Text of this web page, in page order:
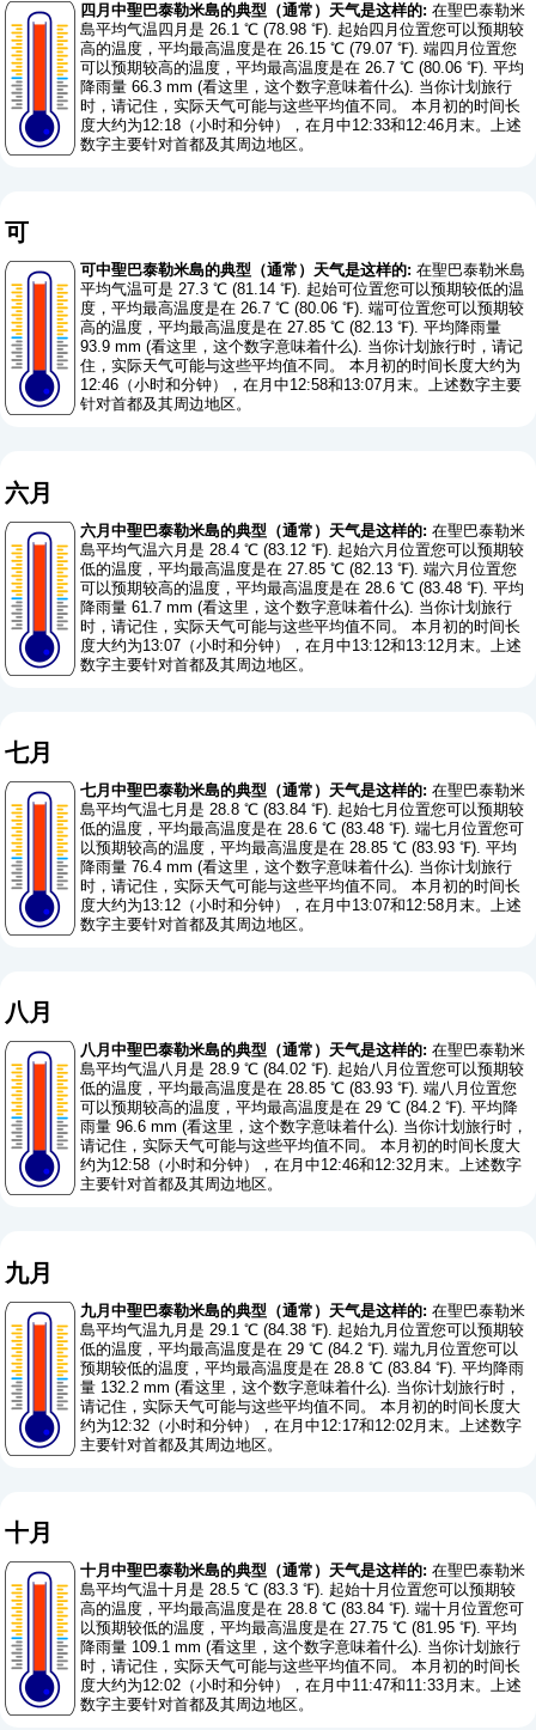
四月中聖巴泰勒米島的典型（通常）天气是这样的: 在聖巴泰勒米
島平均气温四月是 26.1 ℃ (78.98 ℉). 起始四月位置您可以预期较
高的温度，平均最高温度是在 26.15 ℃ (79.07 ℉). 端四月位置您
可以预期较高的温度，平均最高温度是在 26.7 ℃ (80.06 ℉). 平均
降雨量 66.3 mm (看这里，这个数字意味着什么). 当你计划旅行
时，请记住，实际天气可能与这些平均值不同。 本月初的时间长
度大约为12:18（小时和分钟），在月中12:33和12:46月末。上述
数字主要针对首都及其周边地区。
可
可中聖巴泰勒米島的典型（通常）天气是这样的: 在聖巴泰勒米島
平均气温可是 27.3 ℃ (81.14 ℉). 起始可位置您可以预期较低的温
度，平均最高温度是在 26.7 ℃ (80.06 ℉). 端可位置您可以预期较
高的温度，平均最高温度是在 27.85 ℃ (82.13 ℉). 平均降雨量
93.9 mm (看这里，这个数字意味着什么). 当你计划旅行时，请记
住，实际天气可能与这些平均值不同。 本月初的时间长度大约为
12:46（小时和分钟），在月中12:58和13:07月末。上述数字主要
针对首都及其周边地区。
六月
六月中聖巴泰勒米島的典型（通常）天气是这样的: 在聖巴泰勒米
島平均气温六月是 28.4 ℃ (83.12 ℉). 起始六月位置您可以预期较
低的温度，平均最高温度是在 27.85 ℃ (82.13 ℉). 端六月位置您
可以预期较高的温度，平均最高温度是在 28.6 ℃ (83.48 ℉). 平均
降雨量 61.7 mm (看这里，这个数字意味着什么). 当你计划旅行
时，请记住，实际天气可能与这些平均值不同。 本月初的时间长
度大约为13:07（小时和分钟），在月中13:12和13:12月末。上述
数字主要针对首都及其周边地区。
七月
七月中聖巴泰勒米島的典型（通常）天气是这样的: 在聖巴泰勒米
島平均气温七月是 28.8 ℃ (83.84 ℉). 起始七月位置您可以预期较
低的温度，平均最高温度是在 28.6 ℃ (83.48 ℉). 端七月位置您可
以预期较高的温度，平均最高温度是在 28.85 ℃ (83.93 ℉). 平均
降雨量 76.4 mm (看这里，这个数字意味着什么). 当你计划旅行
时，请记住，实际天气可能与这些平均值不同。 本月初的时间长
度大约为13:12（小时和分钟），在月中13:07和12:58月末。上述
数字主要针对首都及其周边地区。
八月
八月中聖巴泰勒米島的典型（通常）天气是这样的: 在聖巴泰勒米
島平均气温八月是 28.9 ℃ (84.02 ℉). 起始八月位置您可以预期较
低的温度，平均最高温度是在 28.85 ℃ (83.93 ℉). 端八月位置您
可以预期较高的温度，平均最高温度是在 29 ℃ (84.2 ℉). 平均降
雨量 96.6 mm (看这里，这个数字意味着什么). 当你计划旅行时，
请记住，实际天气可能与这些平均值不同。 本月初的时间长度大
约为12:58（小时和分钟），在月中12:46和12:32月末。上述数字
主要针对首都及其周边地区。
九月
九月中聖巴泰勒米島的典型（通常）天气是这样的: 在聖巴泰勒米
島平均气温九月是 29.1 ℃ (84.38 ℉). 起始九月位置您可以预期较
低的温度，平均最高温度是在 29 ℃ (84.2 ℉). 端九月位置您可以
预期较低的温度，平均最高温度是在 28.8 ℃ (83.84 ℉). 平均降雨
量 132.2 mm (看这里，这个数字意味着什么). 当你计划旅行时，
请记住，实际天气可能与这些平均值不同。 本月初的时间长度大
约为12:32（小时和分钟），在月中12:17和12:02月末。上述数字
主要针对首都及其周边地区。
十月
十月中聖巴泰勒米島的典型（通常）天气是这样的: 在聖巴泰勒米
島平均气温十月是 28.5 ℃ (83.3 ℉). 起始十月位置您可以预期较
高的温度，平均最高温度是在 28.8 ℃ (83.84 ℉). 端十月位置您可
以预期较低的温度，平均最高温度是在 27.75 ℃ (81.95 ℉). 平均
降雨量 109.1 mm (看这里，这个数字意味着什么). 当你计划旅行
时，请记住，实际天气可能与这些平均值不同。 本月初的时间长
度大约为12:02（小时和分钟），在月中11:47和11:33月末。上述
数字主要针对首都及其周边地区。